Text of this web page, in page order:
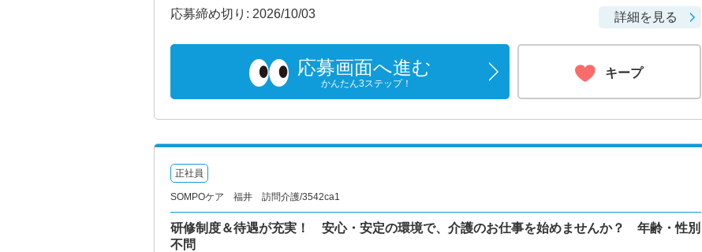
応募締め切り: 2026/10/03 詳細を見る
応募画面へ進む
かんたん3ステップ！
キープ
正社員
SOMPOケア 福井 訪問介護/3542ca1
研修制度＆待遇が充実！ 安心・安定の環境で、介護のお仕事を始めませんか？ 年齢・性別
不問